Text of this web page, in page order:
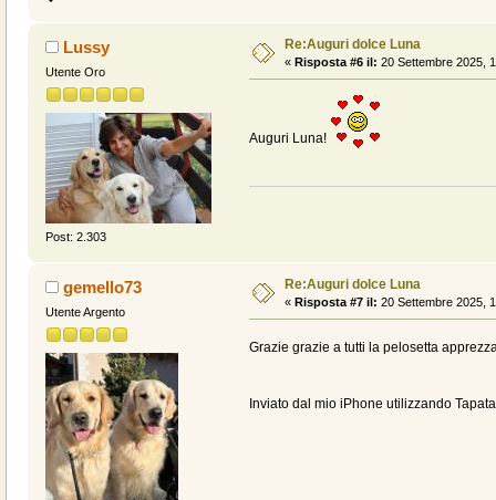
Lussy
Utente Oro
Post: 2.303
Re:Auguri dolce Luna
« Risposta #6 il: 20 Settembre 2025,
Auguri Luna!
gemello73
Utente Argento
Re:Auguri dolce Luna
« Risposta #7 il: 20 Settembre 2025,
Grazie grazie a tutti la pelosetta
Inviato dal mio iPhone utilizzando